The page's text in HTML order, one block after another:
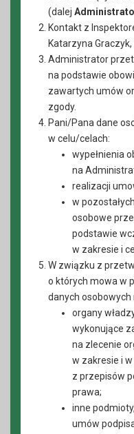
(dalej
Kontakt z
Katarzyna Graczyk,
Administrator
na podstawie
zawartych umów
zgody.
Pani/Pana dane
w celu/celach:
wypełnienia
na
realizacji
w
osobowe
podstawie
w zakresie i
W związku z
o których mowa w
danych osobowych
organy
wykonujące
na zlecenie
w zakresie i
z przepisów
prawa;
inne
umów